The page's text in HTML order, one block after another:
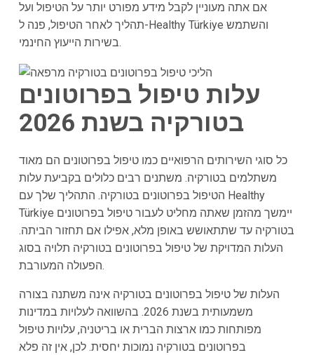
אם אתה מעוניין לקבל מידע מפורט יותר על הטיפול ועל
תהליך לאחר הטיפול, פנה ל-Healthy Türkiye והשתמש
בשירות הייעוץ החינמי.
עלות טיפול בפרוטונים
בטורקיה בשנת 2026
כל סוגי השירותים הרפואיים כמו טיפול בפרוטונים הם מאוד
משתלמים בטורקיה. משתנים רבים כלולים בקביעת עלות
הטיפול בפרוטונים בטורקיה. התהליך שלך עם Healthy
Türkiye יימשך מהזמן שאתה מחליט לעבור טיפול בפרוטונים
בטורקיה עד שתתאושש באופן מלא, אפילו אם תחזור הביתה.
העלות המדויקת של טיפול בפרוטונים בטורקיה תלויה בסוג
הפעולה המעורבת.
העלות של טיפול בפרוטונים בטורקיה אינה משתנה בצורה
משמעותית בשנת 2026. בהשוואה לעלויות במדינות
מפותחות כמו ארצות הברית או בריטניה, עלויות טיפול
בפרוטונים בטורקיה נמוכות יחסית. לכן, אין זה פלא